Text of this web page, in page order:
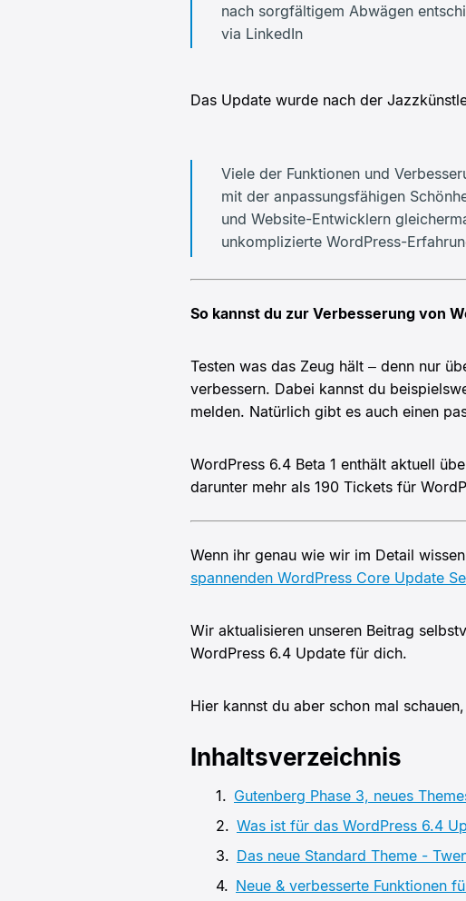
nach sorgfältigem Abwägen
via LinkedIn
Das Update wurde nach der
Viele der Funktionen und
mit der anpassungsfähigen
und Website-Entwicklern
unkomplizierte WordPress-
So kannst du zur Verbesserung von
Testen was das Zeug hält – denn nur
verbessern. Dabei kannst du
melden. Natürlich gibt es auch einen
WordPress 6.4 Beta 1 enthält aktuell
darunter mehr als 190 Tickets für
Wenn ihr genau wie wir im Detail
spannenden WordPress Core Update
Wir aktualisieren unseren Beitrag
WordPress 6.4 Update für dich.
Hier kannst du aber schon mal
Inhaltsverzeichnis
Gutenberg Phase 3, neues
Was ist für das WordPress 6.4
Das neue Standard Theme -
Neue & verbesserte Funktionen